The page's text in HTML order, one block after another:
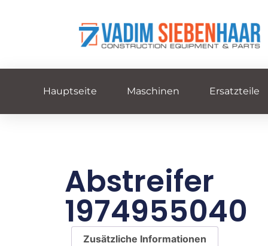
Hauptseite Maschinen Ersatzteile
Abstreifer
1974955040
Zusätzliche Informationen